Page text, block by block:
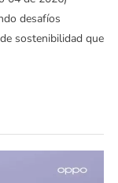
desafíos
sostenibilidad que